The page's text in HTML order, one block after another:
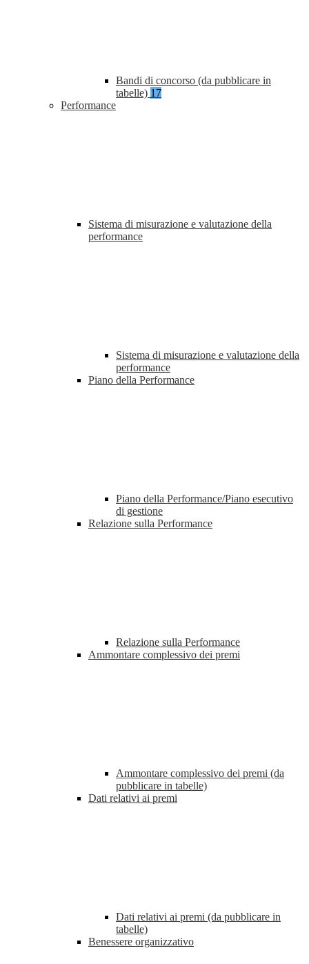
Bandi di concorso (da pubblicare in
tabelle) 17
Performance
Sistema di misurazione e valutazione della
performance
Sistema di misurazione e valutazione della
performance
Piano della Performance
Piano della Performance/Piano esecutivo
di gestione
Relazione sulla Performance
Relazione sulla Performance
Ammontare complessivo dei premi
Ammontare complessivo dei premi (da
pubblicare in tabelle)
Dati relativi ai premi
Dati relativi ai premi (da pubblicare in
tabelle)
Benessere organizzativo